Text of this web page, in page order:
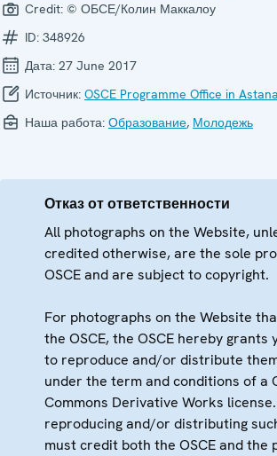
Credit: © ОБСЕ/Колин Маккалоу
ID: 348926
Дата: 27 June 2017
Источник: OSCE Programme Office in Astana
Наша работа: Образование, Молодежь
Отказ от ответственности
All photographs on the Website,
credited otherwise, are the sole
OSCE and are subject to copyright.
For photographs on the Website
the OSCE, the OSCE hereby grants
to reproduce and/or distribute
under the term and conditions of a
Commons Derivative Works
reproducing and/or distributing
must credit both the OSCE and the